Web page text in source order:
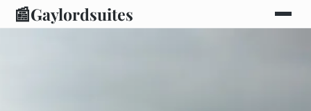
📰Gaylordsuites